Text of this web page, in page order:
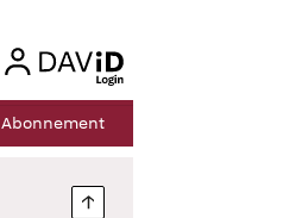
login
Abonnement
Nach oben springen